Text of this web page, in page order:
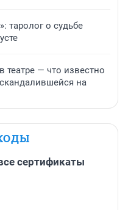
таролог о судьбе
театре — что известно
на
сертификаты